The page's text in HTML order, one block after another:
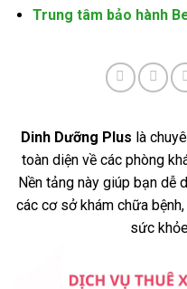
Trung tâm bảo hành
Dinh Dưỡng Plus là
toàn diện về các phòng
Nền tảng này giúp bạn dễ
các cơ sở khám chữa
sức